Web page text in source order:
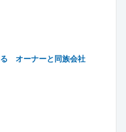
オーナーと同族会社